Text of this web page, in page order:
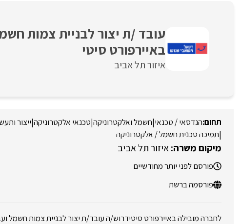
עובד /ת יצור לבניית צמות
באיירפורט סיטי
איזור תל אביב
הנדסאי / טכנאי|חשמל ואלקטרוניקה|טכנאי אלקטרוניקה|ייצור
|תמיכה טכנית חשמל / אלקטרוניקה
איזור תל אביב
פורסם לפני יותר מחודשיים
פורסמה ברשת
לחברה מובילה באיירפורט סיטידרוש/ה עובד/ת יצור לבניית צמות חשמל